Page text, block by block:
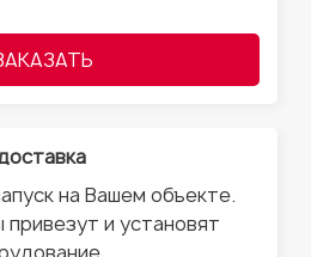
на Вашем объекте.
и установят